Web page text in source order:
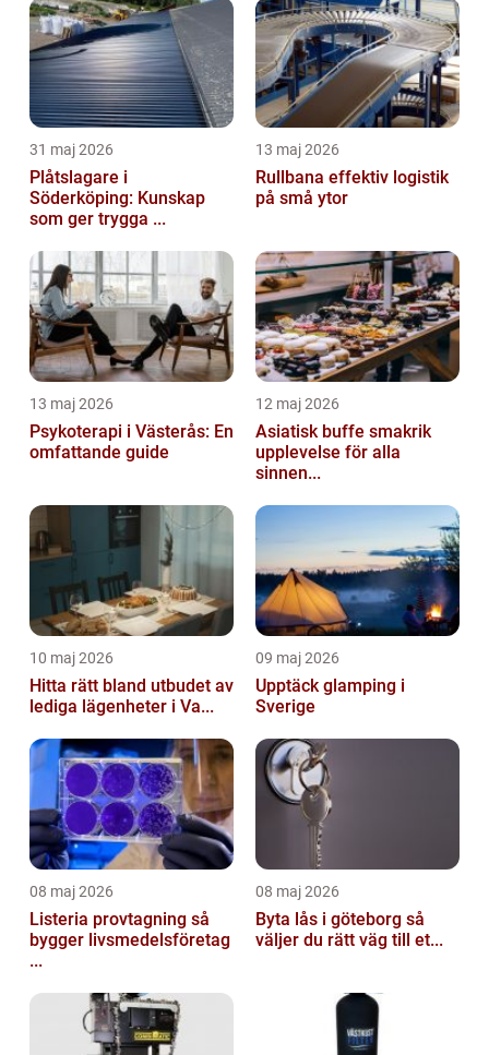
31 maj 2026
Plåtslagare i
Söderköping: Kunskap
som ger trygga ...
13 maj 2026
Rullbana effektiv logistik
på små ytor
13 maj 2026
Psykoterapi i Västerås: En
omfattande guide
12 maj 2026
Asiatisk buffe smakrik
upplevelse för alla
sinnen...
10 maj 2026
Hitta rätt bland utbudet av
lediga lägenheter i Va...
09 maj 2026
Upptäck glamping i
Sverige
08 maj 2026
Listeria provtagning så
bygger livsmedelsföretag
...
08 maj 2026
Byta lås i göteborg så
väljer du rätt väg till et...